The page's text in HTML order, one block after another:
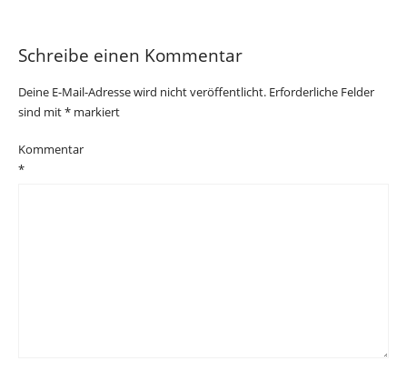
Schreibe einen Kommentar
Deine E-Mail-Adresse wird nicht veröffentlicht. Erforderliche Felder
sind mit* markiert
Kommentar
*